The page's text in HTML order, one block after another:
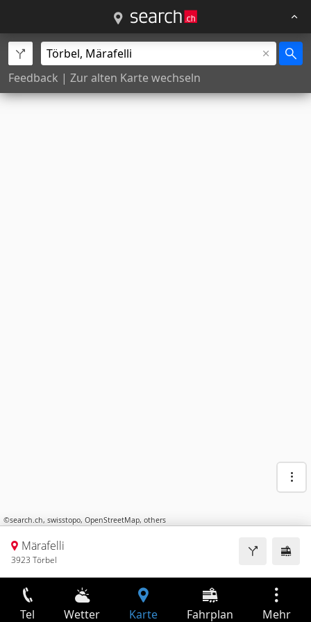
Feedback | Zur alten Karte wechseln
©search.ch, swisstopo, OpenStreetMap, others
Märafelli
3923 Törbel
Tel Wetter Karte Fahrplan Mehr